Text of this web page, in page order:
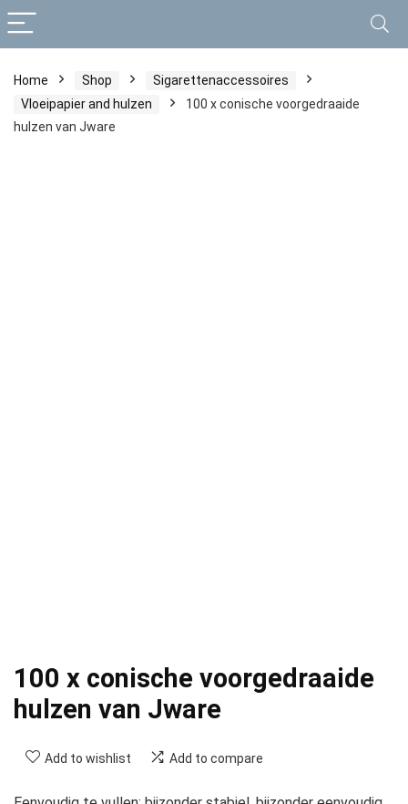
Home Shop
Sigarettenaccessoires
Vloeipapier and hulzen
100 x conische voorgedraaide
hulzen van Jware
100 x conische voorgedraaide
hulzen van Jware
Add to wishlist Add to compare